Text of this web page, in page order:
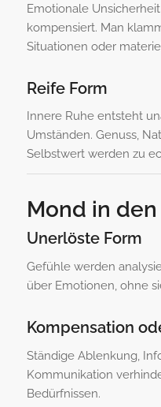
Emotionale
kompensiert. Man
Situationen oder
Reife Form
Innere Ruhe entsteht
Umständen. Genuss,
Selbstwert werden zu
Mond in
Unerlöste Form
Gefühle werden
über Emotionen, ohne
Kompensation
Ständige Ablenkung,
Kommunikation
Bedürfnissen.